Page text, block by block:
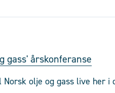
gass' årskonferanse
olje og gass live her i